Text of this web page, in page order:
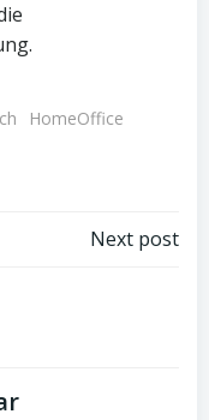
HomeOffice
Next post